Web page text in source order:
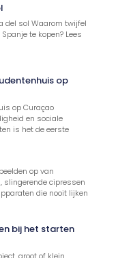
del sol Waarom twijfel
te kopen? Lees
op
op Curaçao
en sociale
is het de eerste
op van
slingerende cipressen
die nooit lijken
bij het starten